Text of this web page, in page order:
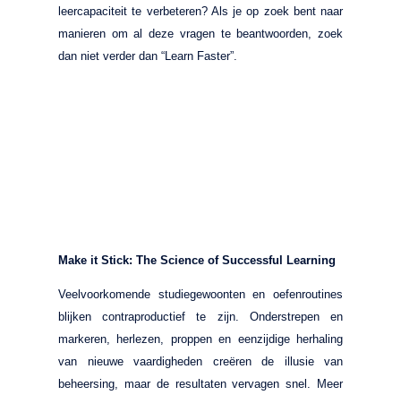
leercapaciteit te verbeteren? Als je op zoek bent naar
manieren om al deze vragen te beantwoorden, zoek
dan niet verder dan “Learn Faster”.
Make it Stick: The Science of Successful Learning
Veelvoorkomende studiegewoonten en oefenroutines
blijken contraproductief te zijn. Onderstrepen en
markeren, herlezen, proppen en eenzijdige herhaling
van nieuwe vaardigheden creëren de illusie van
beheersing, maar de resultaten vervagen snel. Meer